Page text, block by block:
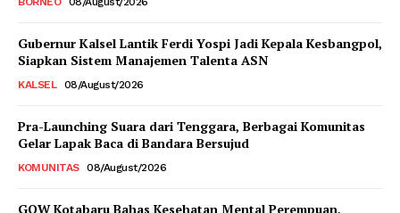
Gubernur Kalsel Lantik Ferdi Yospi Jadi Kepala Kesbangpol,
Siapkan Sistem Manajemen Talenta ASN
KALSEL 08/August/2026
Pra-Launching Suara dari Tenggara, Berbagai Komunitas
Gelar Lapak Baca di Bandara Bersujud
KOMUNITAS 08/August/2026
GOW Kotabaru Bahas Kesehatan Mental Perempuan,